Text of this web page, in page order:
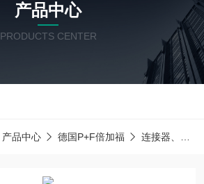
产品中心
PRODUCTS CENTER
产品中心 德国P+F倍加福 连接器、电源线及附件